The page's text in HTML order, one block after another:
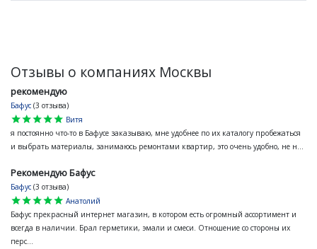
Отзывы о компаниях Москвы
рекомендую
Бафус (3 отзыва)
star
star
star
star
star
Витя
я постоянно что-то в Бафусе заказываю, мне удобнее по их каталогу пробежаться
и выбрать материалы, занимаюсь ремонтами квартир, это очень удобно, не н...
Рекомендую Бафус
Бафус (3 отзыва)
star
star
star
star
star
Анатолий
Бафус прекрасный интернет магазин, в котором есть огромный ассортимент и
всегда в наличии. Брал герметики, эмали и смеси. Отношение со стороны их
перс...